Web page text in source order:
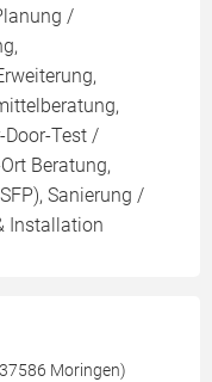
/
Test /
Beratung,
Sanierung /
Installation
Moringen)